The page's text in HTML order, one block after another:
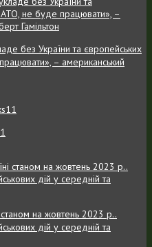
без України та європейських
– американський
станом на жовтень 2023 р..
дій у середній та